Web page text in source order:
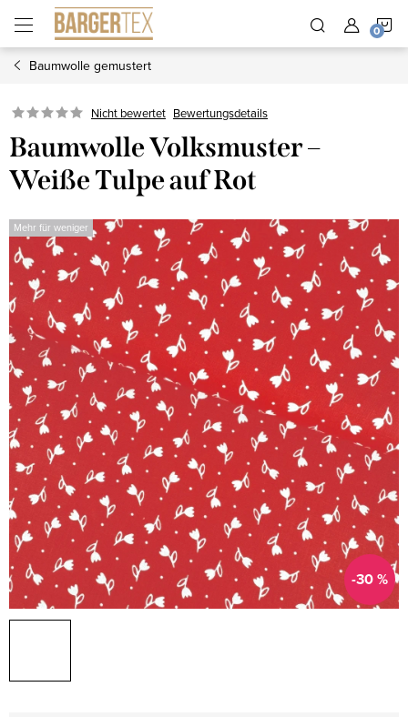
Inhalt
springen
Baumwolle gemustert
Nicht bewertet Bewertungsdetails
Baumwolle Volksmuster –
Weiße Tulpe auf Rot
Mehr für weniger
-30 %